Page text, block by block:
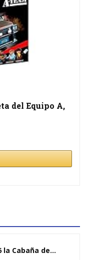
del Equipo A,
la Cabaña de...